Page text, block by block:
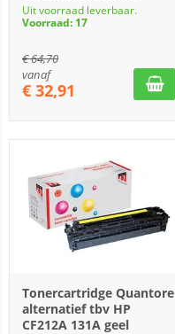
Uit voorraad leverbaar.
Voorraad: 17
€64,70
vanaf
€ 32,91
Tonercartridge Quantore
alternatief tbv HP
CF212A 131A geel